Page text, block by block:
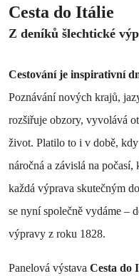
Cesta do Itálie
Z deníků šlechtické
Cestování je inspirativní
Poznávání nových krajů,
rozšiřuje obzory, vyvolává
život. Platilo to i v době,
náročná a závislá na
každá výprava skutečným
se nyní společně vydáme –
výpravy z roku 1828.
Panelová výstava Cesta do